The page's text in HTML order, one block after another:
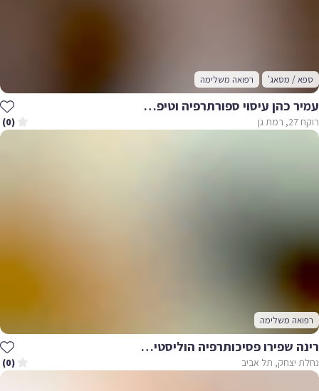
ספא / מסאג' רפואה משלימה
עמיר כהן עיסוי ספורתרפיה וטיפול בכאב
רוקח 27, רמת גן (0)
רפואה משלימה
רינה שפירו פסיכותרפיה הוליסטית ורפואה סינית
נחלת יצחק, תל אביב (0)